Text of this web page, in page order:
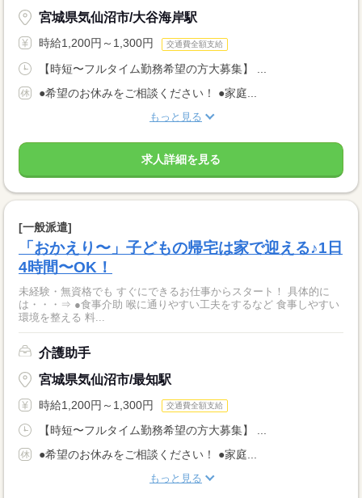
宮城県気仙沼市/大谷海岸駅
時給1,200円～1,300円 交通費全額支給
【時短〜フルタイム勤務希望の方大募集】 ...
●希望のお休みをご相談ください！ ●家庭...
もっと見る
求人詳細を見る
[一般派遣]
「おかえり〜」子どもの帰宅は家で迎える♪1日
4時間〜OK！
未経験・無資格でも すぐにできるお仕事からスタート！ 具体的に
は・・・⇒ ●食事介助 喉に通りやすい工夫をするなど 食事しやすい
環境を整える 料...
介護助手
宮城県気仙沼市/最知駅
時給1,200円～1,300円 交通費全額支給
【時短〜フルタイム勤務希望の方大募集】 ...
●希望のお休みをご相談ください！ ●家庭...
もっと見る